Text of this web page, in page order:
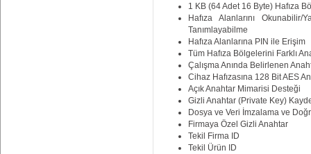
1 KB (64 Adet 16 Byte) Hafıza
Hafıza Alanlarını
Tanımlayabilme
Hafıza Alanlarına PIN ile Erişim
Tüm Hafıza Bölgelerini Farklı
Çalışma Anında Belirlenen
Cihaz Hafızasına 128 Bit AES
Açık Anahtar Mimarisi Desteği
Gizli Anahtar (Private Key)
Dosya ve Veri İmzalama ve
Firmaya Özel Gizli Anahtar
Tekil Firma ID
Tekil Ürün ID